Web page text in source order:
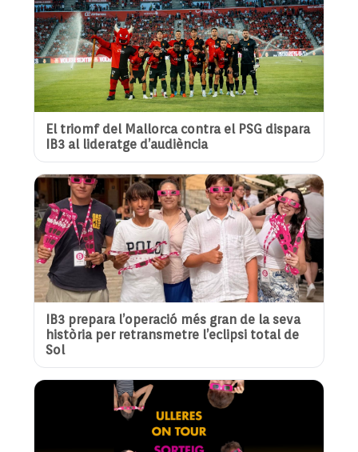
El triomf del Mallorca contra el PSG dispara
IB3 al lideratge d’audiència
IB3 prepara l’operació més gran de la seva
història per retransmetre l’eclipsi total de
Sol